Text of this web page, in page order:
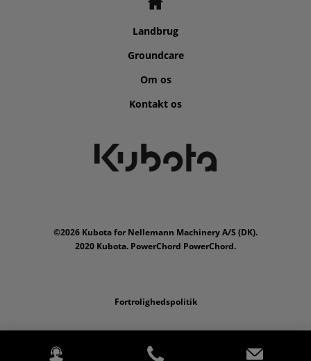
Landbrug
Groundcare
Om os
Kontakt os
©2026 Kubota for Nellemann Machinery A/S (DK).
2020 Kubota. PowerChord PowerChord.
Fortrolighedspolitik